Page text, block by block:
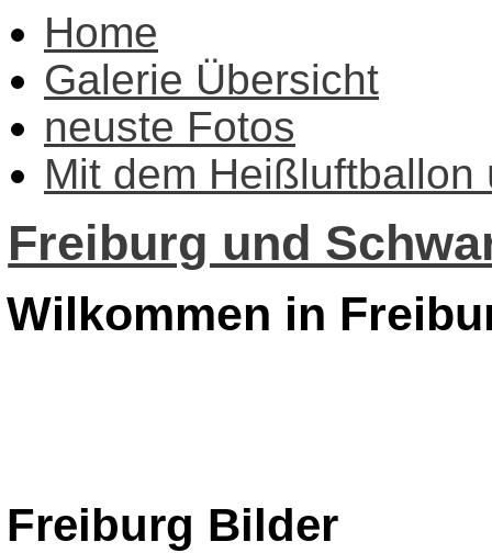
Home
Galerie Übersicht
neuste Fotos
Mit dem Heißluftballon
Freiburg und
Wilkommen in
Freiburg Bilder